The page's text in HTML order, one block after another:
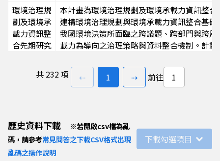
環境治理規
劃及環境承
載力資訊整
合先期研究
本計畫為環境治理規劃及環境承載力資訊整
建構環境治理規劃與環境承載力資訊整合基
我國環境決策所面臨之跨議題、跨部門與跨
載力為導向之治理策略與資料整合機制。計
前環境治理之重點議題；2. 盤點我國河川水
缺口分析，然河川流量資料不足，限制了總
114年綠領
人才就業趨
勢報告計畫
以淨零十二項關鍵戰略與一零四永續人才關
年企業的綠領人才需求與趨勢，觀察如下：
企業的綠領人才需求飆速成長。2018年平均
共 232 項 ⇠上一頁前往
1 ⇢下一頁
前往
歷史資料下載 ※若開啟csv檔為亂
碼，請參考常見問答之下載CSV格式出現
亂碼之操作說明
下載勾選項目